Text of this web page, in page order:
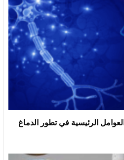
الرئيسية في تطور الدماغ